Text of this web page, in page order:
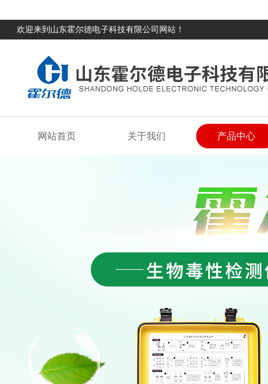
欢迎来到山东霍尔德电子科技有限公司网站！
网站首页 关于我们 产品中心